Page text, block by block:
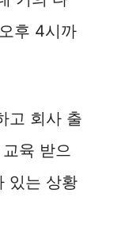
후 4시까
고 회사 출
육 받으
있는 상황